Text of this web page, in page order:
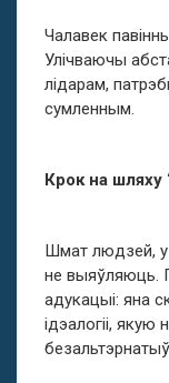
Чалавек
Улічваючы
лідарам,
сумленным.
Крок на шляху
Шмат людзей, у
не выяўляюць.
адукацыі: яна
ідэалогіі,